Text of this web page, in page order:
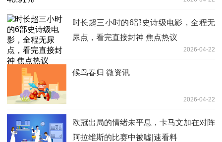
时长超三小时的6部史诗级电影，全程无
尿点，看完直接封神 焦点热议
2026-04-22
候鸟春归 微资讯
2026-04-22
欧冠出局的情绪未平息，卡马文加在对阵
阿拉维斯的比赛中被嘘|速看料